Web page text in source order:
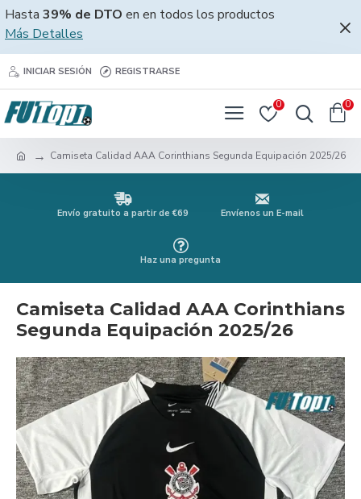
Hasta 39% de DTO en en todos los productos
Más Detalles
INICIAR SESIÓN REGISTRARSE
0 0
Camiseta Calidad AAA Corinthians Segunda Equipación 2025/26
Envío gratuito a partir de €69 Envíenos un E-mail
Haz una pregunta
Camiseta Calidad AAA Corinthians
Segunda Equipación 2025/26